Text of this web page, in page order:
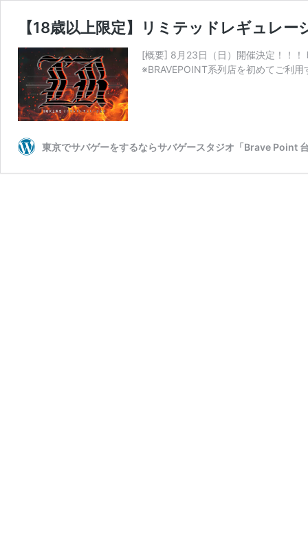
【18歳以上限定】リミテッドレギュレ
[概要] 8月23日（日）開催決定！！
※BRAVEPOINT系列店を初めてご利
東京でサバゲーをするならサバゲースタジオ「Brave Point